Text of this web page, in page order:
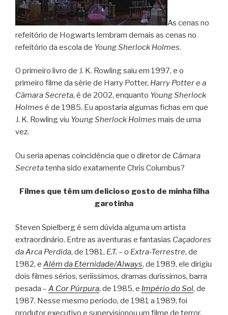
As cenas no
refeitório de Hogwarts lembram demais as cenas no
refeitório da escola de Young Sherlock Holmes.
O primeiro livro de J. K. Rowling saiu em 1997, e o
primeiro filme da série de Harry Potter, Harry Potter e a
Câmara Secreta, é de 2002, enquanto Young Sherlock
Holmes é de 1985. Eu apostaria algumas fichas em que
J. K. Rowling viu Young Sherlock Holmes mais de uma
vez.
Ou seria apenas coincidência que o diretor de Câmara
Secretatenha sido exatamente Chris Columbus?
Filmes que têm um delicioso gosto de minha filha
garotinha
Steven Spielberg é sem dúvida alguma um artista
extraordinário. Entre as aventuras e fantasias Caçadores
da Arca Perdida, de 1981, E.T. – o Extra-Terrestre, de
1982, e Além da Eternidade/Always, de 1989, ele dirigiu
dois filmes sérios, seriíssimos, dramas duríssimos, barra
pesada – A Cor Púrpura, de 1985, e Império do Sol, de
1987. Nesse mesmo período, de 1981 a 1989, foi
produtor executivo e supervisionou um filme de terror,